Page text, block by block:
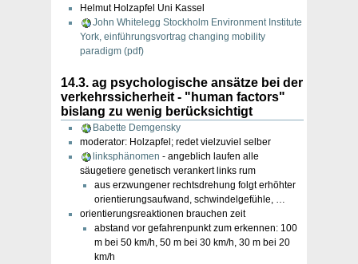
Helmut Holzapfel Uni Kassel
John Whitelegg Stockholm Environment Institute
York, einführungsvortrag changing mobility
paradigm (pdf)
14.3. ag psychologische ansätze bei der
verkehrssicherheit - "human factors"
bislang zu wenig berücksichtigt
Babette Demgensky
moderator: Holzapfel; redet vielzuviel selber
linksphänomen - angeblich laufen alle
säugetiere genetisch verankert links rum
aus erzwungener rechtsdrehung folgt erhöhter
orientierungsaufwand, schwindelgefühle, …
orientierungsreaktionen brauchen zeit
abstand vor gefahrenpunkt zum erkennen: 100
m bei 50 km/h, 50 m bei 30 km/h, 30 m bei 20
km/h